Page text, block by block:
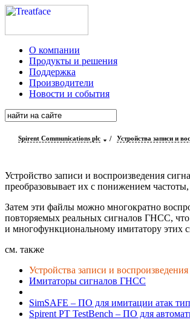
О компании
Продукты и решения
Поддержка
Производители
Новости и события
Spirent Communications plc / Устройства записи и
Устройство записи и воспроизведения
преобразовывает их с понижением
Затем эти файлы можно многократно
повторяемых реальных сигналов ГНСС,
и многофункциональному имитатору этих
см. также
Устройства записи и
Имитаторы сигналов ГНСС
SimSAFE – ПО для имитации атак
Spirent PT TestBench – ПО для